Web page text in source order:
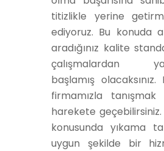
titizlikle yerine
ediyoruz. Bu konuda
aradığınız kalite
çalışmalardan
başlamış olacaksınız.
firmamızla
harekete geçebilirsiniz.
konusunda yıkama
uygun şekilde bir